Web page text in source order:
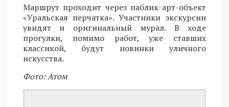
Маршрут проходит через паблик-арт-объект
«Уральская перчатка». Участники экскурсии
увидят и оригинальный мурал. В ходе
прогулки, помимо работ, уже ставших
классикой, будут новинки уличного
искусства.
Фото: Атом